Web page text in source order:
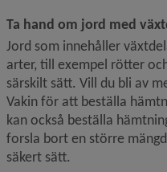
Ta hand om jord med
Jord som innehåller
arter, till exempel rötter
särskilt sätt. Vill du bli av
Vakin för att beställa
kan också beställa
forsla bort en större
säkert sätt.